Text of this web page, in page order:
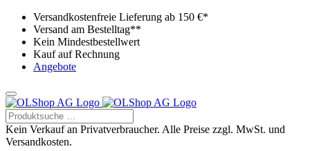
Versandkostenfreie Lieferung ab 150 €*
Versand am Bestelltag**
Kein Mindestbestellwert
Kauf auf Rechnung
Angebote
Kein Verkauf an Privatverbraucher. Alle Preise zzgl. MwSt. und
Versandkosten.